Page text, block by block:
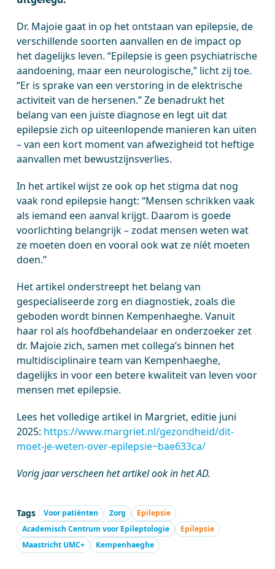
Dr. Majoie gaat in op het ontstaan van epilepsie, de
verschillende soorten aanvallen en de impact op
het dagelijks leven. “Epilepsie is geen psychiatrische
aandoening, maar een neurologische,” licht zij toe.
“Er is sprake van een verstoring in de elektrische
activiteit van de hersenen.” Ze benadrukt het
belang van een juiste diagnose en legt uit dat
epilepsie zich op uiteenlopende manieren kan uiten
– van een kort moment van afwezigheid tot heftige
aanvallen met bewustzijnsverlies.
In het artikel wijst ze ook op het stigma dat nog
vaak rond epilepsie hangt: “Mensen schrikken vaak
als iemand een aanval krijgt. Daarom is goede
voorlichting belangrijk – zodat mensen weten wat
ze moeten doen en vooral ook wat ze níét moeten
doen.”
Het artikel onderstreept het belang van
gespecialiseerde zorg en diagnostiek, zoals die
geboden wordt binnen Kempenhaeghe. Vanuit
haar rol als hoofdbehandelaar en onderzoeker zet
dr. Majoie zich, samen met collega’s binnen het
multidisciplinaire team van Kempenhaeghe,
dagelijks in voor een betere kwaliteit van leven voor
mensen met epilepsie.
Lees het volledige artikel in Margriet, editie juni
2025: https://www.margriet.nl/gezondheid/dit-
moet-je-weten-over-epilepsie~bae633ca/
Vorig jaar verscheen het artikel ook in het AD.
Tags Voor patiënten Zorg
Epilepsie
Academisch Centrum voor Epileptologie
Epilepsie
Maastricht UMC+
Kempenhaeghe